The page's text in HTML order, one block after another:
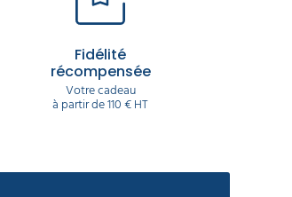
Fidélité
récompensée
Votre cadeau
à partir de 110 € HT